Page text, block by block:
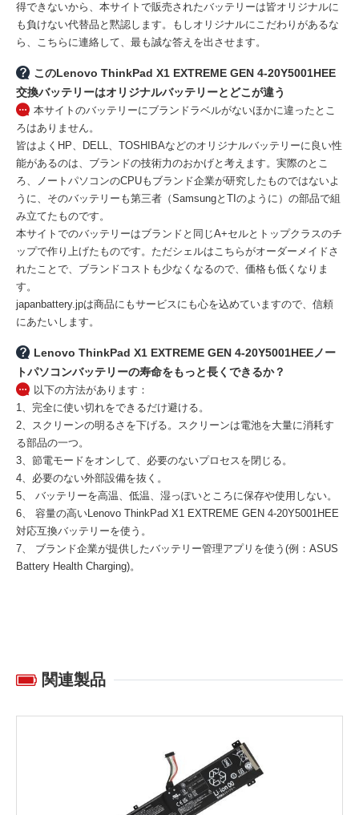
得できないから、本サイトで販売されたバッテリーは皆オリジナルに
も負けない代替品と黙認します。もしオリジナルにこだわりがあるな
ら、こちらに連絡して、最も誠な答えを出させます。
このLenovo ThinkPad X1 EXTREME GEN 4-20Y5001HEE
交換バッテリーはオリジナルバッテリーとどこが違う
本サイトのバッテリーにブランドラベルがないほかに違ったとこ
ろはありません。
皆はよくHP、DELL、TOSHIBAなどのオリジナルバッテリーに良い性
能があるのは、ブランドの技術力のおかげと考えます。実際のとこ
ろ、ノートパソコンのCPUもブランド企業が研究したものではないよ
うに、そのバッテリーも第三者（SamsungとTIのように）の部品で組
み立てたものです。
本サイトでのバッテリーはブランドと同じA+セルとトップクラスのチ
ップで作り上げたものです。ただシェルはこちらがオーダーメイドさ
れたことで、ブランドコストも少なくなるので、価格も低くなりま
す。
japanbattery.jpは商品にもサービスにも心を込めていますので、信頼
にあたいします。
Lenovo ThinkPad X1 EXTREME GEN 4-20Y5001HEEノー
トパソコンバッテリーの寿命をもっと長くできるか？
以下の方法があります：
1、完全に使い切れをできるだけ避ける。
2、スクリーンの明るさを下げる。スクリーンは電池を大量に消耗す
る部品の一つ。
3、節電モードをオンして、必要のないプロセスを閉じる。
4、必要のない外部設備を抜く。
5、 バッテリーを高温、低温、湿っぽいところに保存や使用しない。
6、 容量の高いLenovo ThinkPad X1 EXTREME GEN 4-20Y5001HEE
対応互換バッテリーを使う。
7、 ブランド企業が提供したバッテリー管理アプリを使う(例：ASUS
Battery Health Charging)。
関連製品